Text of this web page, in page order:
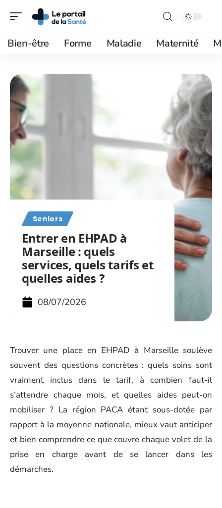
Bien-être Forme Maladie Maternité
Seniors
Entrer en EHPAD à
Marseille : quels
services, quels tarifs et
quelles aides ?
08/07/2026
Trouver une place en EHPAD à Marseille soulève
souvent des questions concrètes : quels soins sont
vraiment inclus dans le tarif, à combien faut-il
s’attendre chaque mois, et quelles aides peut-on
mobiliser ? La région PACA étant sous-dotée par
rapport à la moyenne nationale, mieux vaut anticiper
et bien comprendre ce que couvre chaque volet de la
prise en charge avant de se lancer dans les
démarches.